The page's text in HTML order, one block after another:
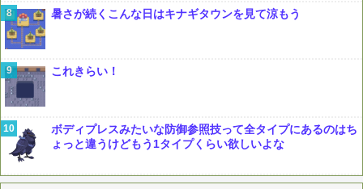
暑さが続くこんな日はキナギタウンを見て涼もう
これきらい！
ボディプレスみたいな防御参照技って全タイプにあるのはち
ょっと違うけどもう1タイプくらい欲しいよな